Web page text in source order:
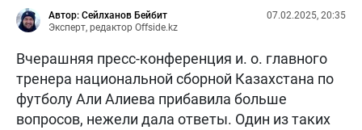
Автор: Сейлханов Бейбит
Эксперт, редактор Offside.kz
07.02.2025, 20:35
Вчерашняя пресс-конференция и. о. главного
тренера национальной сборной Казахстана по
футболу Али Алиева прибавила больше
вопросов, нежели дала ответы. Один из таких